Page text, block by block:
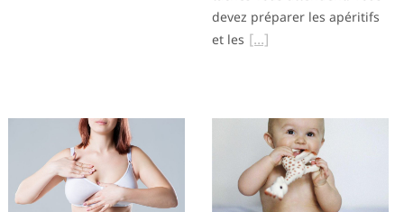
devez préparer les apéritifs
et les